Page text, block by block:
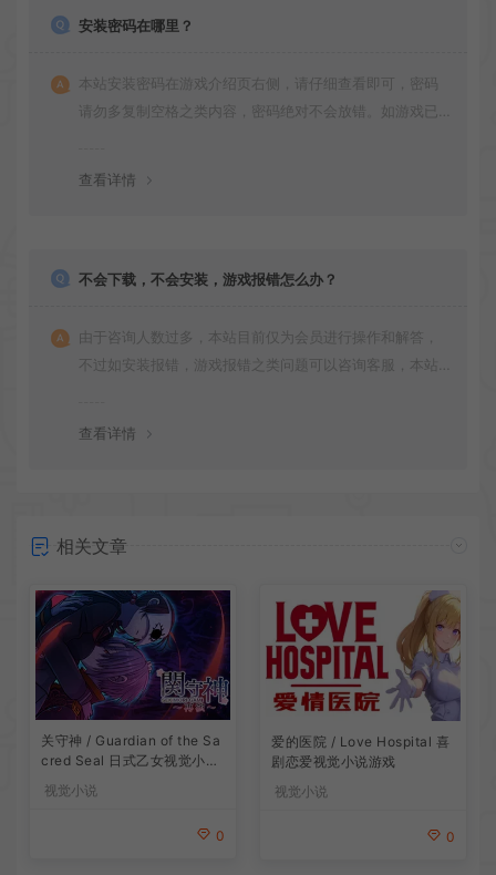
安装密码在哪里？
本站安装密码在游戏介绍页右侧，请仔细查看即可，密码
请勿多复制空格之类内容，密码绝对不会放错。如游戏已
查看详情
不会下载，不会安装，游戏报错怎么办？
由于咨询人数过多，本站目前仅为会员进行操作和解答，
不过如安装报错，游戏报错之类问题可以咨询客服，本站
查看详情
相关文章
关守神 / Guardian of the Sa
cred Seal 日式乙女视觉小说
游戏
视觉小说
0
爱的医院 / Love Hospital 喜
剧恋爱视觉小说游戏
视觉小说
0